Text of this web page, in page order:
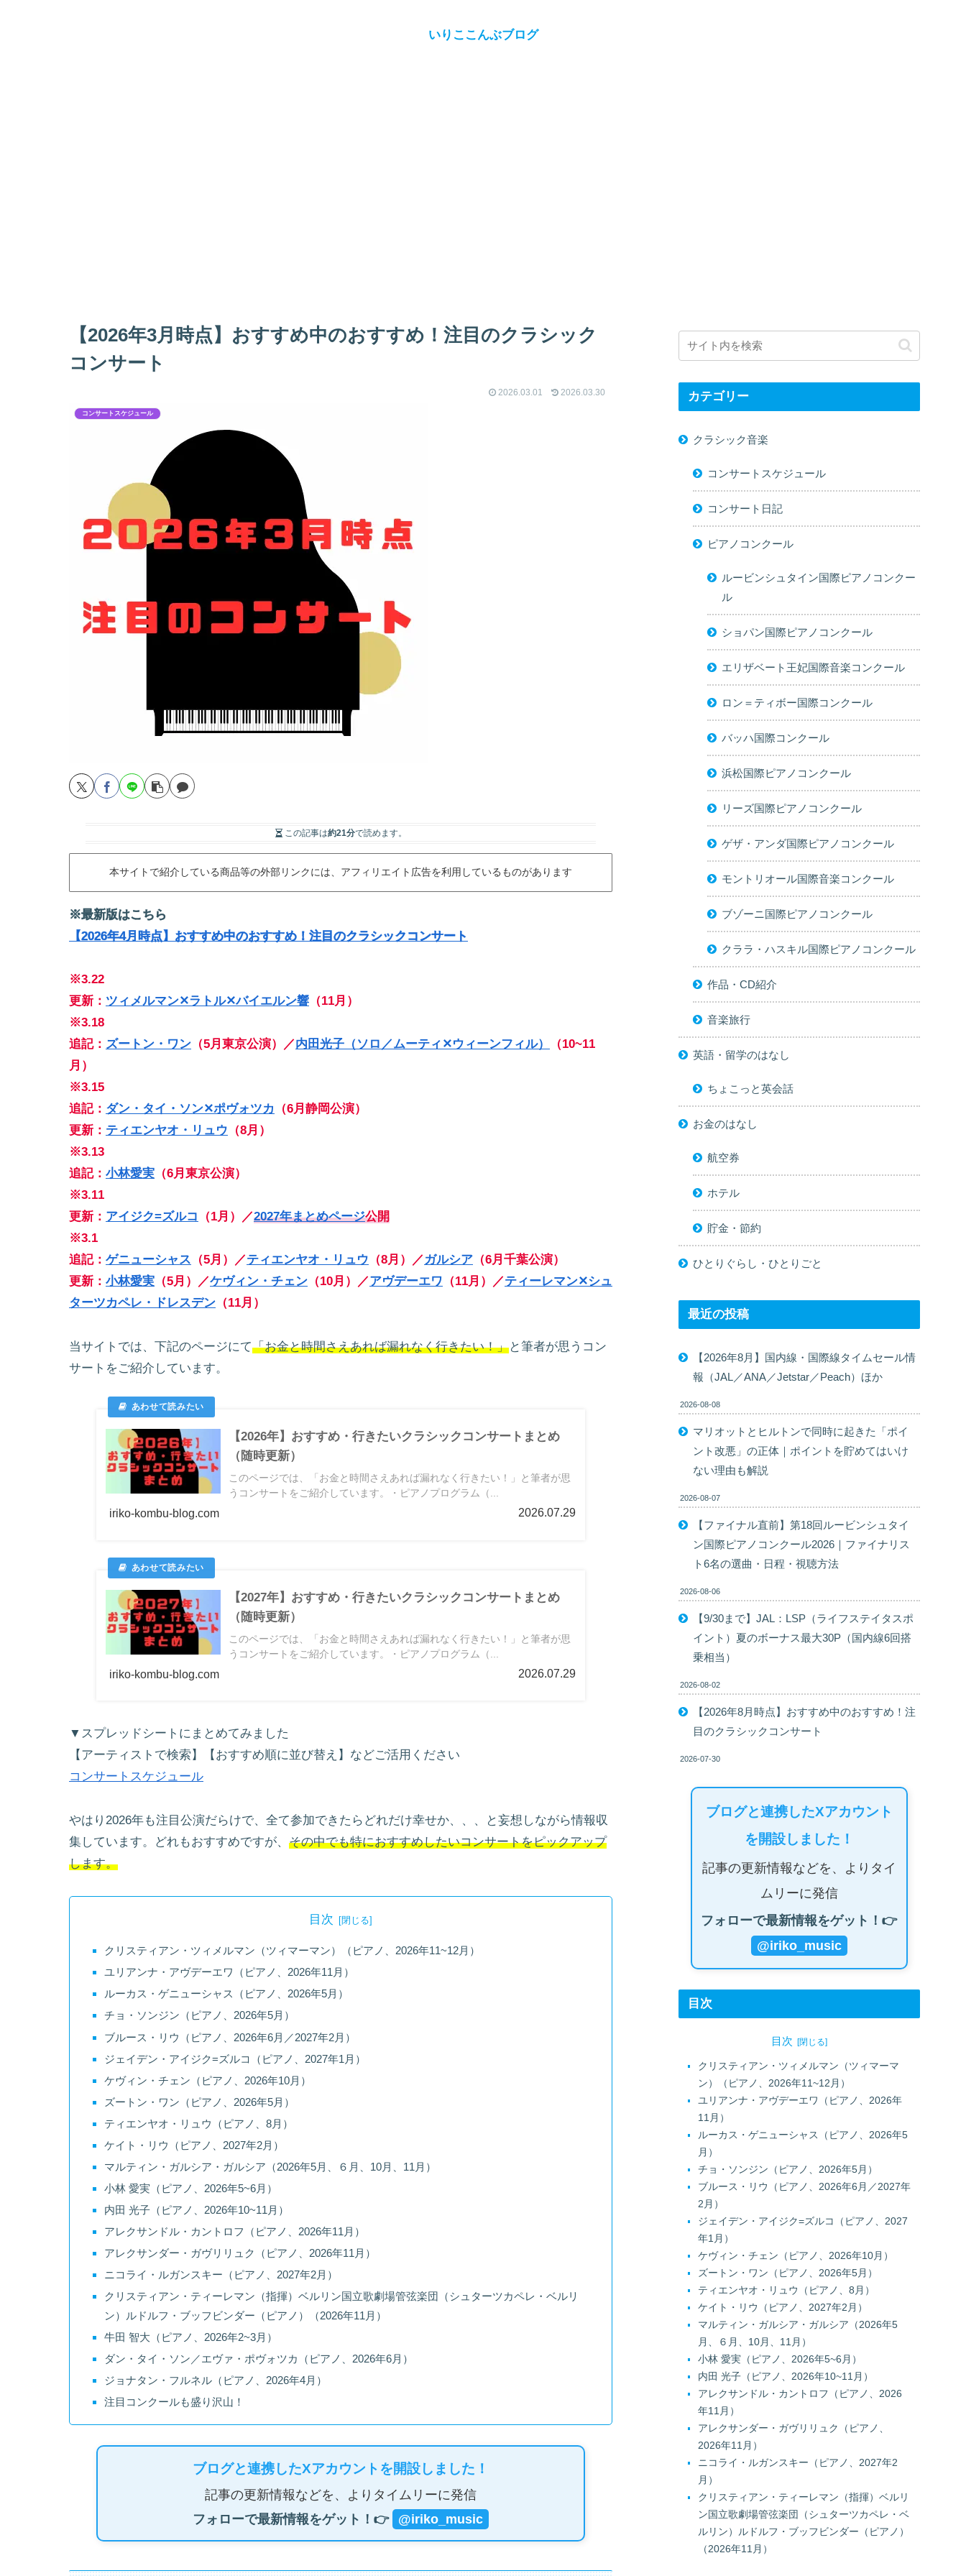
いりここんぶブログ
【2026年3月時点】おすすめ中のおすすめ！注目のクラシック
コンサート
2026.03.01 2026.03.30
コンサートスケジュール
この記事は約21分で読めます。
本サイトで紹介している商品等の外部リンクには、アフィリエイト広告を利用しているものがあります
※最新版はこちら
【2026年4月時点】おすすめ中のおすすめ！注目のクラシックコンサート
※3.22
更新： ツィメルマン✕ラトル✕バイエルン響 （11月）
※3.18
追記： ズートン・ワン （5月東京公演）／内田光子（ソロ／ムーティ✕ウィーンフィル）
（10~11
月）
※3.15
追記： ダン・タイ・ソン✕ポヴォツカ
（6月静岡公演）
更新： ティエンヤオ・リュウ （8月）
※3.13
追記： 小林愛実 （6月東京公演）
※3.11
更新： アイジク=ズルコ （1月）／2027年まとめページ公開
※3.1
追記： ゲニューシャス （5月）／ティエンヤオ・リュウ （8月）／ ガルシア （6月千葉公演）
更新： 小林愛実 （5月）／ケヴィン・チェン （10月）／アヴデーエワ （11月）／ティーレマン✕シュ
ターツカペレ・ドレスデン （11月）
当サイトでは、下記のページにて「お金と時間さえあれば漏れなく行きたい！」と筆者が思うコン
サートをご紹介しています。
【2026年】おすすめ・行きたいクラシックコンサートまとめ
（随時更新）
このページでは、「お金と時間さえあれば漏れなく行きたい！」と筆者が思
うコンサートをご紹介しています。・ピアノプログラム（...
iriko-kombu-blog.com 2026.07.29
【2027年】おすすめ・行きたいクラシックコンサートまとめ
（随時更新）
このページでは、「お金と時間さえあれば漏れなく行きたい！」と筆者が思
うコンサートをご紹介しています。・ピアノプログラム（...
iriko-kombu-blog.com 2026.07.29
▼スプレッドシートにまとめてみました
【アーティストで検索】【おすすめ順に並び替え】などご活用ください
コンサートスケジュール
やはり2026年も注目公演だらけで、全て参加できたらどれだけ幸せか、、、と妄想しながら情報収
集しています。どれもおすすめですが、 その中でも特におすすめしたいコンサートをピックアップ
します。
目次
クリスティアン・ツィメルマン（ツィマーマン）（ピアノ、2026年11~12月）
ユリアンナ・アヴデーエワ（ピアノ、2026年11月）
ルーカス・ゲニューシャス（ピアノ、2026年5月）
チョ・ソンジン（ピアノ、2026年5月）
ブルース・リウ（ピアノ、2026年6月／2027年2月）
ジェイデン・アイジク=ズルコ（ピアノ、2027年1月）
ケヴィン・チェン（ピアノ、2026年10月）
ズートン・ワン（ピアノ、2026年5月）
ティエンヤオ・リュウ（ピアノ、8月）
ケイト・リウ（ピアノ、2027年2月）
マルティン・ガルシア・ガルシア（2026年5月、６月、10月、11月）
小林 愛実（ピアノ、2026年5~6月）
内田 光子（ピアノ、2026年10~11月）
アレクサンドル・カントロフ（ピアノ、2026年11月）
アレクサンダー・ガヴリリュク（ピアノ、2026年11月）
ニコライ・ルガンスキー（ピアノ、2027年2月）
クリスティアン・ティーレマン（指揮）ベルリン国立歌劇場管弦楽団（シュターツカペレ・ベルリ
ン）ルドルフ・ブッフビンダー（ピアノ）（2026年11月）
牛田 智大（ピアノ、2026年2~3月）
ダン・タイ・ソン／エヴァ・ポヴォツカ（ピアノ、2026年6月）
ジョナタン・フルネル（ピアノ、2026年4月）
注目コンクールも盛り沢山！
ブログと連携したXアカウントを開設しました！
記事の更新情報などを、よりタイムリーに発信
フォローで最新情報をゲット！👉
@iriko_music
カテゴリー
クラシック音楽
コンサートスケジュール
コンサート日記
ピアノコンクール
ルービンシュタイン国際ピアノコンクー
ル
ショパン国際ピアノコンクール
エリザベート王妃国際音楽コンクール
ロン＝ティボー国際コンクール
バッハ国際コンクール
浜松国際ピアノコンクール
リーズ国際ピアノコンクール
ゲザ・アンダ国際ピアノコンクール
モントリオール国際音楽コンクール
ブゾーニ国際ピアノコンクール
クララ・ハスキル国際ピアノコンクール
作品・CD紹介
音楽旅行
英語・留学のはなし
ちょこっと英会話
お金のはなし
航空券
ホテル
貯金・節約
ひとりぐらし・ひとりごと
最近の投稿
【2026年8月】国内線・国際線タイムセール情
報（JAL／ANA／Jetstar／Peach）ほか
2026-08-08
マリオットとヒルトンで同時に起きた「ポイ
ント改悪」の正体｜ポイントを貯めてはいけ
ない理由も解説
2026-08-07
【ファイナル直前】第18回ルービンシュタイ
ン国際ピアノコンクール2026｜ファイナリス
ト6名の選曲・日程・視聴方法
2026-08-06
【9/30まで】JAL：LSP（ライフステイタスポ
イント）夏のボーナス最大30P（国内線6回搭
乗相当）
2026-08-02
【2026年8月時点】おすすめ中のおすすめ！注
目のクラシックコンサート
2026-07-30
ブログと連携したXアカウント
を開設しました！
記事の更新情報などを、よりタイ
ムリーに発信
フォローで最新情報をゲット！👉
@iriko_music
目次
目次
クリスティアン・ツィメルマン（ツィマーマ
ン）（ピアノ、2026年11~12月）
ユリアンナ・アヴデーエワ（ピアノ、2026年
11月）
ルーカス・ゲニューシャス（ピアノ、2026年5
月）
チョ・ソンジン（ピアノ、2026年5月）
ブルース・リウ（ピアノ、2026年6月／2027年
2月）
ジェイデン・アイジク=ズルコ（ピアノ、2027
年1月）
ケヴィン・チェン（ピアノ、2026年10月）
ズートン・ワン（ピアノ、2026年5月）
ティエンヤオ・リュウ（ピアノ、8月）
ケイト・リウ（ピアノ、2027年2月）
マルティン・ガルシア・ガルシア（2026年5
月、６月、10月、11月）
小林 愛実（ピアノ、2026年5~6月）
内田 光子（ピアノ、2026年10~11月）
アレクサンドル・カントロフ（ピアノ、2026
年11月）
アレクサンダー・ガヴリリュク（ピアノ、
2026年11月）
ニコライ・ルガンスキー（ピアノ、2027年2
月）
クリスティアン・ティーレマン（指揮）ベルリ
ン国立歌劇場管弦楽団（シュターツカペレ・ベ
ルリン）ルドルフ・ブッフビンダー（ピアノ）
（2026年11月）